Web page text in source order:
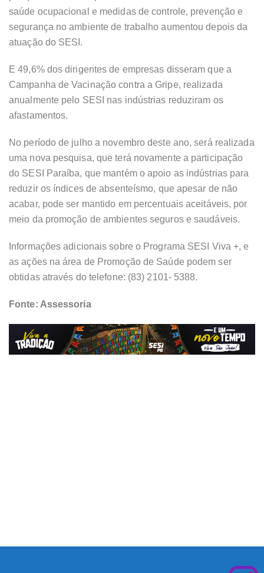
saúde ocupacional e medidas de controle, prevenção e
segurança no ambiente de trabalho aumentou depois da
atuação do SESI.
E 49,6% dos dirigentes de empresas disseram que a
Campanha de Vacinação contra a Gripe, realizada
anualmente pelo SESI nas indústrias reduziram os
afastamentos.
No período de julho a novembro deste ano, será realizada
uma nova pesquisa, que terá novamente a participação
do SESI Paraíba, que mantém o apoio as indústrias para
reduzir os índices de absenteísmo, que apesar de não
acabar, pode ser mantido em percentuais aceitáveis, por
meio da promoção de ambientes seguros e saudáveis.
Informações adicionais sobre o Programa SESI Viva +, e
as ações na área de Promoção de Saúde podem ser
obtidas através do telefone: (83) 2101- 5388.
Fonte: Assessoria